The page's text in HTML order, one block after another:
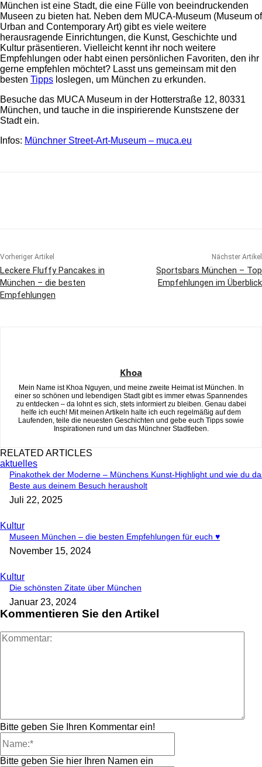
München ist eine Stadt, die eine Fülle von beeindruckenden
Museen zu bieten hat. Neben dem MUCA-Museum (Museum of
Urban and Contemporary Art) gibt es viele weitere
herausragende Einrichtungen, die Kunst, Geschichte und
Kultur präsentieren. Vielleicht kennt ihr noch weitere
Empfehlungen oder habt einen persönlichen Favoriten, den ihr
gerne empfehlen möchtet? Lasst uns gemeinsam mit den
besten Tipps loslegen, um München zu erkunden.
Besuche das MUCA Museum in der Hotterstraße 12, 80331
München, und tauche in die inspirierende Kunstszene der
Stadt ein.
Infos: Münchner Street-Art-Museum – muca.eu
Vorheriger Artikel
Leckere Fluffy Pancakes in
München – die besten
Empfehlungen
Nächster Artikel
Sportsbars München – Top
Empfehlungen im Überblick
Khoa
Mein Name ist Khoa Nguyen, und meine zweite Heimat ist München. In
einer so schönen und lebendigen Stadt gibt es immer etwas Spannendes
zu entdecken – da lohnt es sich, stets informiert zu bleiben. Genau dabei
helfe ich euch! Mit meinen Artikeln halte ich euch regelmäßig auf dem
Laufenden, teile die neuesten Geschichten und gebe euch Tipps sowie
Inspirationen rund um das Münchner Stadtleben.
RELATED ARTICLES
aktuelles
Pinakothek der Moderne – Münchens Kunst-Highlight und wie du
Beste aus deinem Besuch herausholt
Juli 22, 2025
Kultur
Museen München – die besten Empfehlungen für euch ♥
November 15, 2024
Kultur
Die schönsten Zitate über München
Januar 23, 2024
Kommentieren Sie den Artikel
Bitte geben Sie Ihren Kommentar ein!
Bitte geben Sie hier Ihren Namen ein